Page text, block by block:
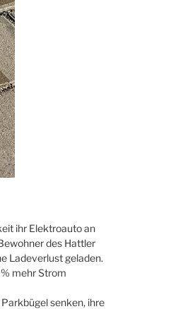
ihr Elektroauto an
des Hattler
Ladeverlust geladen.
mehr Strom
senken, ihre